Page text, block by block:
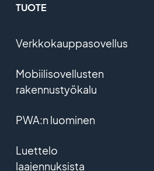
TUOTE
Verkkokauppasovellus
Mobiilisovellusten
rakennustyökalu
PWA:n luominen
Luettelo
laajennuksista